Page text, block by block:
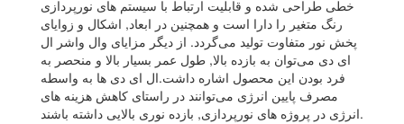
خطی طراحی شده و قابلیت ارتباط با سیستم های نورپردازی
رنگ متغیر را دارا است و همچنین در ابعاد, اشکال و زوایای
پخش نور متفاوت تولید می‌گردد. از دیگر مزایای وال واشر ال
ای دی می‌توان به بازده بالا, طول عمر بسیار بالا و منحصر به
فرد بودن این محصول اشاره داشت.ال ای دی ها به واسطه
مصرف پایین انرژی می‌توانند در راستای کاهش هزینه های
انرژی در پروژه های نورپردازی, بازده نوری بالایی داشته باشند.